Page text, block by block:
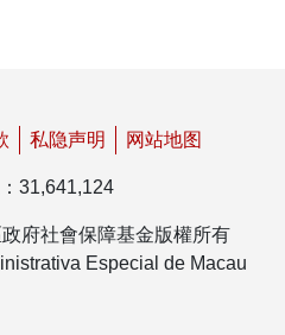
私隐声明 网站地图
： 31,641,124
府社會保障基金版權所有
Especial de Macau